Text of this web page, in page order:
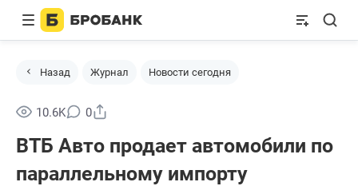
Назад Журнал Новости сегодня
10.6K 0
ВТБ Авто продает автомобили по
параллельному импорту